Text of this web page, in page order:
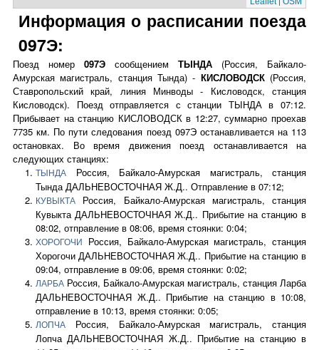
Информация о расписании поезда
097Э:
Поезд номер 097Э сообщением ТЫНДА (Россия, Байкало-
Амурская магистраль, станция Тында) - КИСЛОВОДСК(Россия,
Ставропольский край, линия Минводы - Кисловодск, станция
Кисловодск). Поезд отправляется с станции ТЫНДА в 07:12.
Прибывает на станцию КИСЛОВОДСК в 12:27, суммарно проехав
7735 км. По пути следования поезд 097Э останавливается на 113
остановках. Во время движения поезд останавливается на
следующих станциях:
ТЫНДА
Россия, Байкало-Амурская магистраль, станция
Тында ДАЛЬНЕВОСТОЧНАЯ Ж.Д.. Отправление в 07:12;
КУВЫКТА
Россия, Байкало-Амурская магистраль, станция
Кувыкта ДАЛЬНЕВОСТОЧНАЯ Ж.Д.. Прибытие на станцию в
08:02, отправление в 08:06, время стоянки: 0:04;
ХОРОГОЧИ
Россия, Байкало-Амурская магистраль, станция
Хорогочи ДАЛЬНЕВОСТОЧНАЯ Ж.Д.. Прибытие на станцию в
09:04, отправление в 09:06, время стоянки: 0:02;
ЛАРБА Россия, Байкало-Амурская магистраль, станция Ларба
ДАЛЬНЕВОСТОЧНАЯ Ж.Д.. Прибытие на станцию в 10:08,
отправление в 10:13, время стоянки: 0:05;
ЛОПЧА
Россия, Байкало-Амурская магистраль, станция
Лопча ДАЛЬНЕВОСТОЧНАЯ Ж.Д.. Прибытие на станцию в